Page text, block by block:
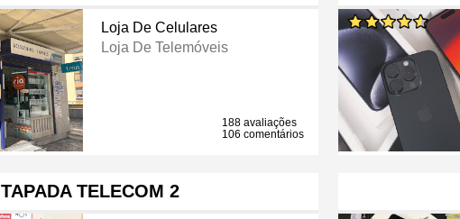
Loja De Celulares
Loja De Telemóveis
188 avaliações
106 comentários
TAPADA TELECOM 2